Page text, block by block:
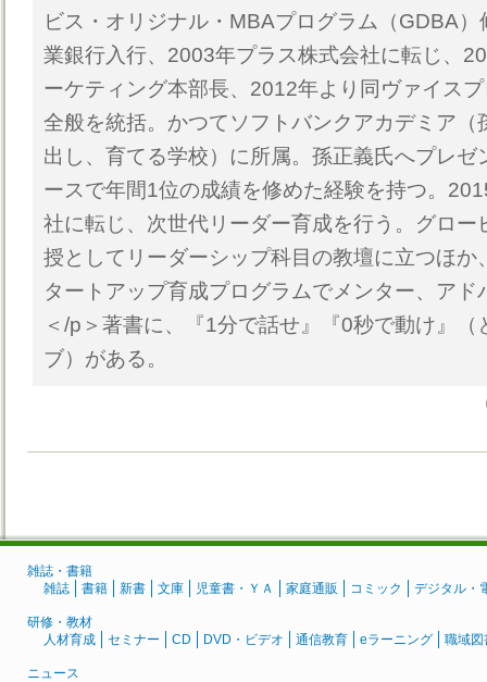
ビス・オリジナル・MBAプログラム（GDBA
業銀行入行、2003年プラス株式会社に転じ、
ーケティング本部長、2012年より同ヴァイス
全般を統括。かつてソフトバンクアカデミア（
出し、育てる学校）に所属。孫正義氏へプレゼ
ースで年間1位の成績を修めた経験を持つ。
社に転じ、次世代リーダー育成を行う。グロー
授としてリーダーシップ科目の教壇に立つほか
タートアップ育成プログラムでメンター、アド
＜/p＞著書に、『1分で話せ』『0秒で動け』
ブ）がある。
雑誌・書籍
雑誌
書籍 新書 文庫 児童書・ＹＡ 家庭通販 コミック デジタル・
研修・教材
人材育成
セミナー CD DVD・ビデオ 通信教育 eラーニング 職域図
ニュース